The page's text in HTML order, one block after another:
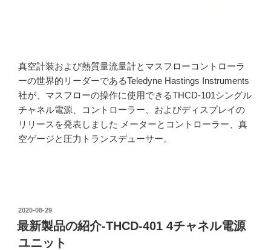
真空計装および熱質量流量計とマスフローコントローラ
ーの世界的リーダーであるTeledyne Hastings Instruments
社が、マスフローの操作に使用できるTHCD-101シングル
チャネル電源、コントローラー、およびディスプレイの
リリースを発表しました メーターとコントローラー、真
空ゲージと圧力トランスデューサー。
投
稿
日:
2020-08-29
最新製品の紹介-THCD-401 4チャネル電源
ユニット